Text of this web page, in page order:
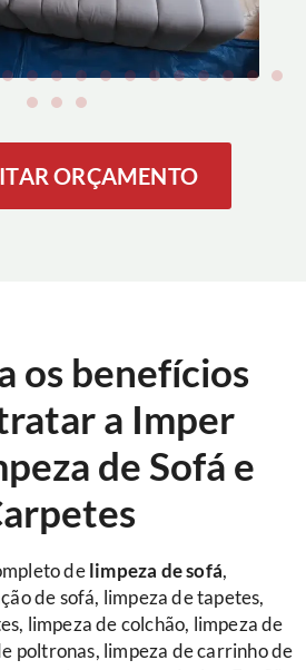
ORÇAMENTO
os benefícios
a Imper
de Sofá e
de limpeza de sofá,
de sofá, limpeza de tapetes,
limpeza de colchão, limpeza de
poltronas, limpeza de carrinho de